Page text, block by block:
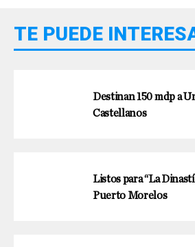
TE PUEDE
Destinan 150 mdp a
Castellanos
Listos para “La
Puerto Morelos